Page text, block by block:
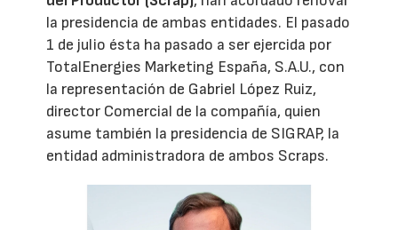
la presidencia de ambas entidades. El pasado
1 de julio ésta ha pasado a ser ejercida por
TotalEnergies Marketing España, S.A.U., con
la representación de Gabriel López Ruiz,
director Comercial de la compañía, quien
asume también la presidencia de SIGRAP, la
entidad administradora de ambos Scraps.